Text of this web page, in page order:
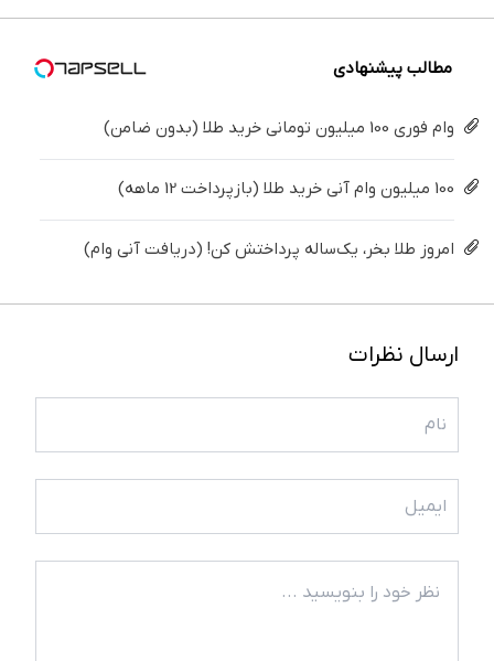
کن
کننده
مطالب پیشنهادی
وام فوری 100 میلیون تومانی خرید طلا (بدون ضامن)
100 میلیون وام آنی خرید طلا (بازپرداخت 12 ماهه)
امروز طلا بخر، یک‌ساله پرداختش کن! (دریافت آنی وام)
ارسال نظرات